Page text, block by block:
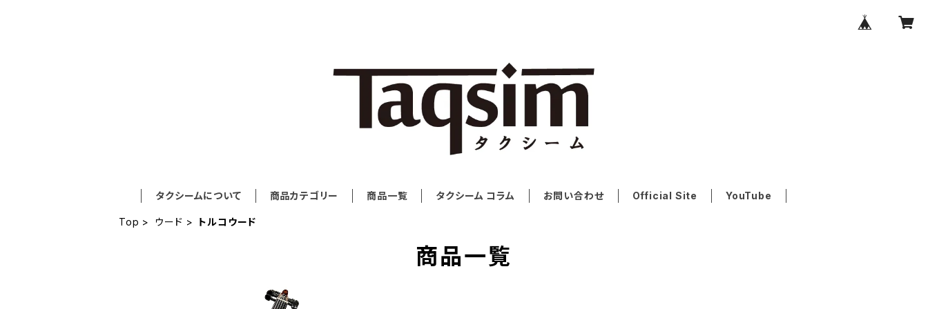
タクシームについて 商品カテゴリー 商品一覧 タクシーム コラム お問い合わせ Official Site YouTube
Top ウード トルコウード
商品一覧